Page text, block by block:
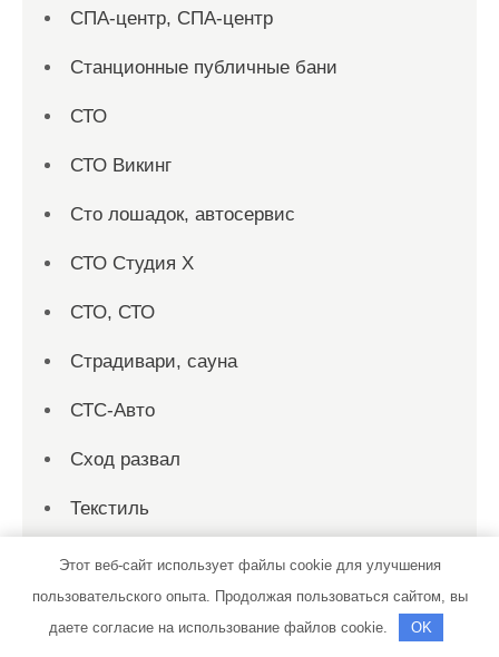
СПА-центр, СПА-центр
Станционные публичные бани
СТО
СТО Викинг
Сто лошадок, автосервис
СТО Студия Х
СТО, СТО
Страдивари, сауна
СТС-Авто
Сход развал
Текстиль
Терминал-АвтоПлюс
ТехАвтостанция
Этот веб-сайт использует файлы cookie для улучшения
пользовательского опыта. Продолжая пользоваться сайтом, вы
даете согласие на использование файлов cookie.
OK